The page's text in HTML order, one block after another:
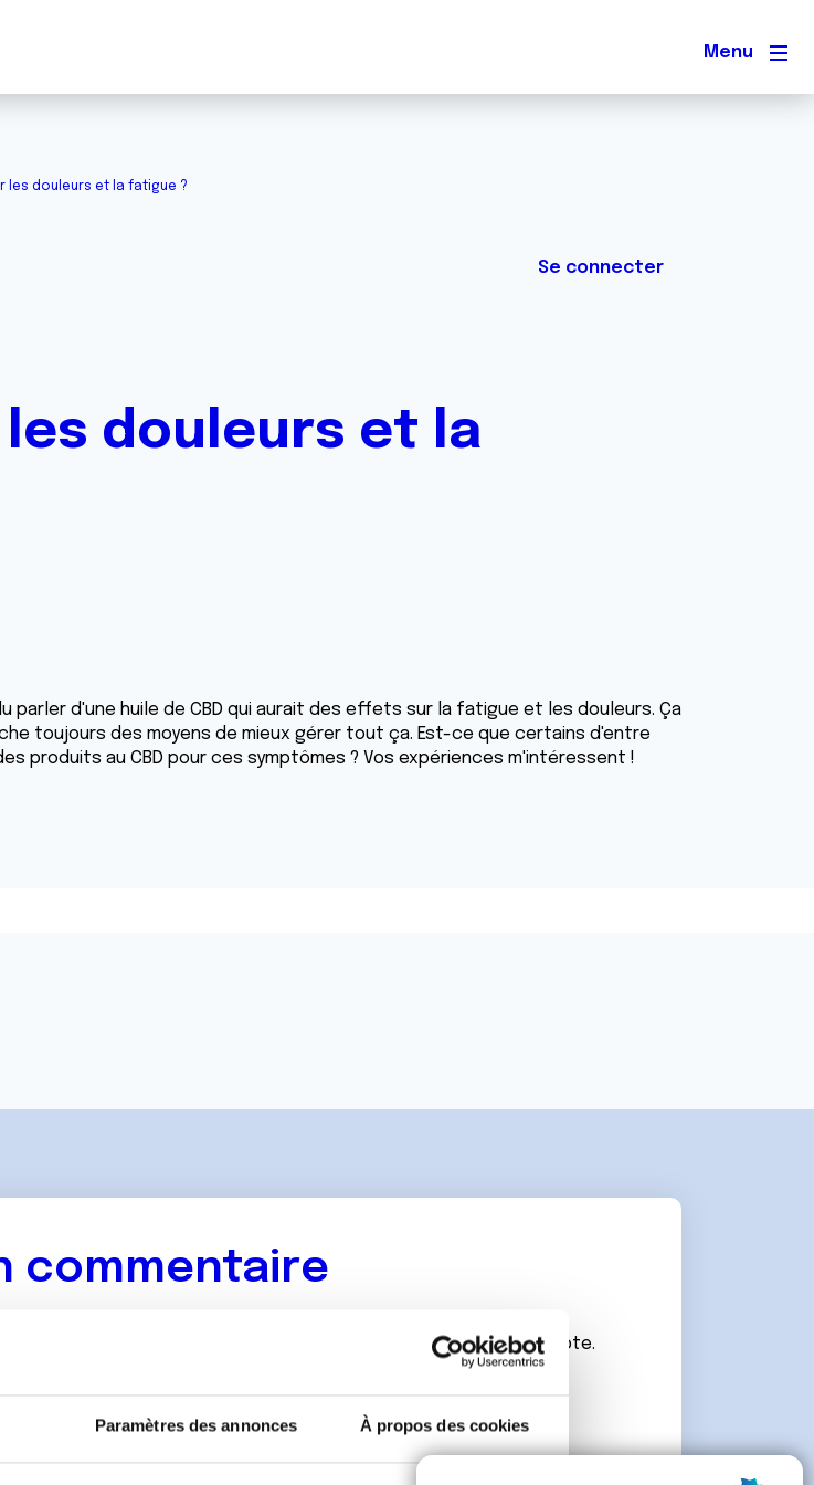
Paramètres des annonces À propos des cookies
Menu
les douleurs et la fatigue ?
Se connecter
douleurs et la
parler d'une huile de CBD qui aurait des effets sur la fatigue et les douleurs. Ça
toujours des moyens de mieux gérer tout ça. Est-ce que certains d'entre
produits au CBD pour ces symptômes ? Vos expériences m'intéressent !
commentaire
vous aurez besoin de vous connecter ou de créer un compte.
Créer un nouveau compte